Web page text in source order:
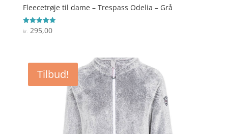
Fleecetrøje til dame – Trespass Odelia – Grå
Vurderet
5
kr.295,00
Tilbud!